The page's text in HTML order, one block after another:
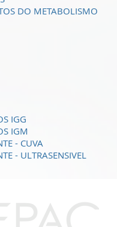
DO METABOLISMO
IGG
IGM
- CUVA
- ULTRASENSIVEL